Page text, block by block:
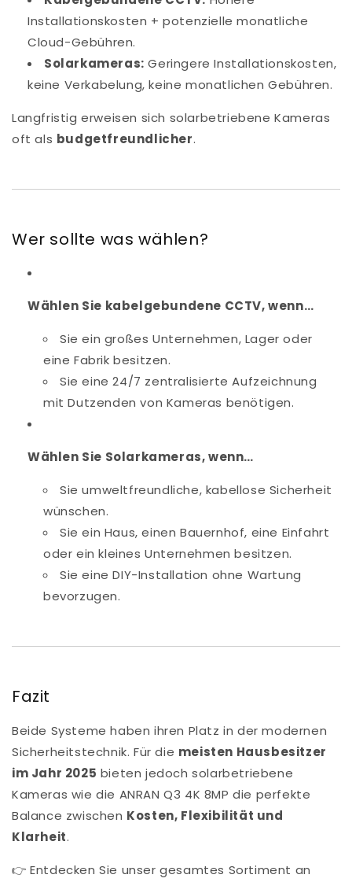
Installationskosten + potenzielle monatliche
Cloud-Gebühren.
Solarkameras: Geringere Installationskosten,
keine Verkabelung, keine monatlichen Gebühren.
Langfristig erweisen sich solarbetriebene Kameras
oft als budgetfreundlicher.
Wer sollte was wählen?
Wählen Sie kabelgebundene CCTV, wenn…
Sie ein großes Unternehmen, Lager oder
eine Fabrik besitzen.
Sie eine 24/7 zentralisierte Aufzeichnung
mit Dutzenden von Kameras benötigen.
Wählen Sie Solarkameras, wenn…
Sie umweltfreundliche, kabellose Sicherheit
wünschen.
Sie ein Haus, einen Bauernhof, eine Einfahrt
oder ein kleines Unternehmen besitzen.
Sie eine DIY-Installation ohne Wartung
bevorzugen.
Fazit
Beide Systeme haben ihren Platz in der modernen
Sicherheitstechnik. Für die meisten Hausbesitzer
im Jahr 2025 bieten jedoch solarbetriebene
Kameras wie die ANRAN Q3 4K 8MP die perfekte
Balance zwischen Kosten, Flexibilität und
Klarheit.
👉 Entdecken Sie unser gesamtes Sortiment an